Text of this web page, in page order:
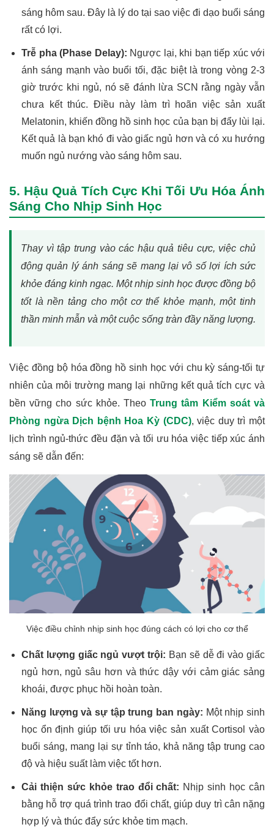
sáng hôm sau. Đây là lý do tại sao việc đi dạo buổi sáng
rất có lợi.
Trễ pha (Phase Delay): Ngược lại, khi bạn tiếp xúc với
ánh sáng mạnh vào buổi tối, đặc biệt là trong vòng 2-3
giờ trước khi ngủ, nó sẽ đánh lừa SCN rằng ngày vẫn
chưa kết thúc. Điều này làm trì hoãn việc sản xuất
Melatonin, khiến đồng hồ sinh học của bạn bị đẩy lùi lại.
Kết quả là bạn khó đi vào giấc ngủ hơn và có xu hướng
muốn ngủ nướng vào sáng hôm sau.
5. Hậu Quả Tích Cực Khi Tối Ưu Hóa Ánh
Sáng Cho Nhịp Sinh Học
Thay vì tập trung vào các hậu quả tiêu cực, việc chủ
động quản lý ánh sáng sẽ mang lại vô số lợi ích sức
khỏe đáng kinh ngạc. Một nhịp sinh học được đồng bộ
tốt là nền tảng cho một cơ thể khỏe mạnh, một tinh
thần minh mẫn và một cuộc sống tràn đầy năng lượng.
Việc đồng bộ hóa đồng hồ sinh học với chu kỳ sáng-tối tự
nhiên của môi trường mang lại những kết quả tích cực và
bền vững cho sức khỏe. TheoTrung tâm Kiểm soát và
Phòng ngừa Dịch bệnh Hoa Kỳ (CDC), việc duy trì một
lịch trình ngủ-thức đều đặn và tối ưu hóa việc tiếp xúc ánh
sáng sẽ dẫn đến:
Việc điều chỉnh nhịp sinh học đúng cách có lợi cho cơ thể
Chất lượng giấc ngủ vượt trội: Bạn sẽ dễ đi vào giấc
ngủ hơn, ngủ sâu hơn và thức dậy với cảm giác sảng
khoái, được phục hồi hoàn toàn.
Năng lượng và sự tập trung ban ngày: Một nhịp sinh
học ổn định giúp tối ưu hóa việc sản xuất Cortisol vào
buổi sáng, mang lại sự tỉnh táo, khả năng tập trung cao
độ và hiệu suất làm việc tốt hơn.
Cải thiện sức khỏe trao đổi chất: Nhịp sinh học cân
bằng hỗ trợ quá trình trao đổi chất, giúp duy trì cân nặng
hợp lý và thúc đẩy sức khỏe tim mạch.